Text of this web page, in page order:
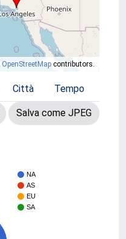
OpenStreetMap contributors.
Città Tempo
Salva come JPEG
NA
AS
EU
SA